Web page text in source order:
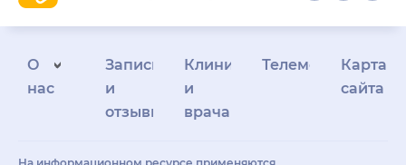
О
нас
Запись
и
отзывы
Клиникам
и
врачам
Телемедицина
Карта
сайта